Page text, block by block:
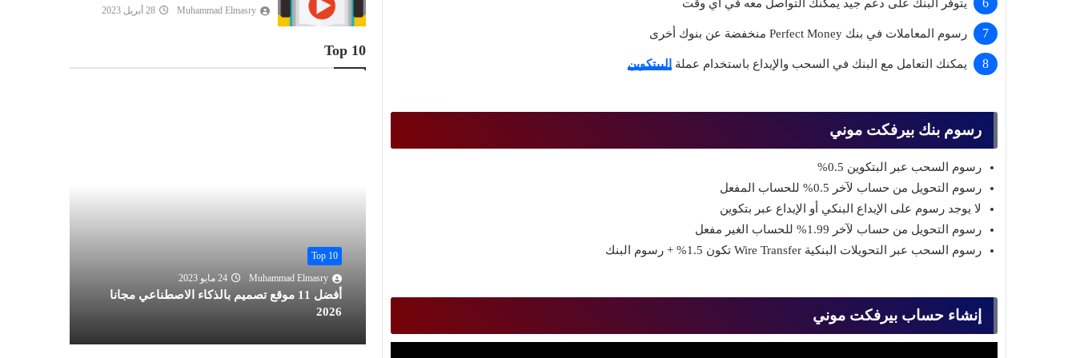
يتوفر البنك على دعم جيد يمكنك التواصل معه في أي وقت
رسوم المعاملات في بنك Perfect Money منخفضة عن بنوك أخرى
يمكنك التعامل مع البنك في السحب والإيداع باستخدام عملة البيتكوين
رسوم بنك بيرفكت موني
رسوم السحب عبر البتكوين 0.5%
رسوم التحويل من حساب لآخر 0.5% للحساب المفعل
لا يوجد رسوم على الإيداع البنكي أو الإيداع عبر بتكوين
رسوم التحويل من حساب لآخر 1.99% للحساب الغير مفعل
رسوم السحب عبر التحويلات البنكية Wire Transfer تكون 1.5% + رسوم البنك
إنشاء حساب بيرفكت موني
Muhammad Elmasry 28 أبريل 2023
Top 10
Top 10
أفضل 10 نماذج ذكاء اصطناعي مجانية مفتوحة
المصدر 2026: الدليل الشامل
Top 10
أفضل 10 مواقع لتحميل البرامج الكاملة مجانا
Top 10
Muhammad Elmasry
24 مايو 2023
أفضل 11 موقع تصميم بالذكاء الاصطناعي مجانا
2026